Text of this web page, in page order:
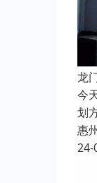
龙
今
划
惠
24-